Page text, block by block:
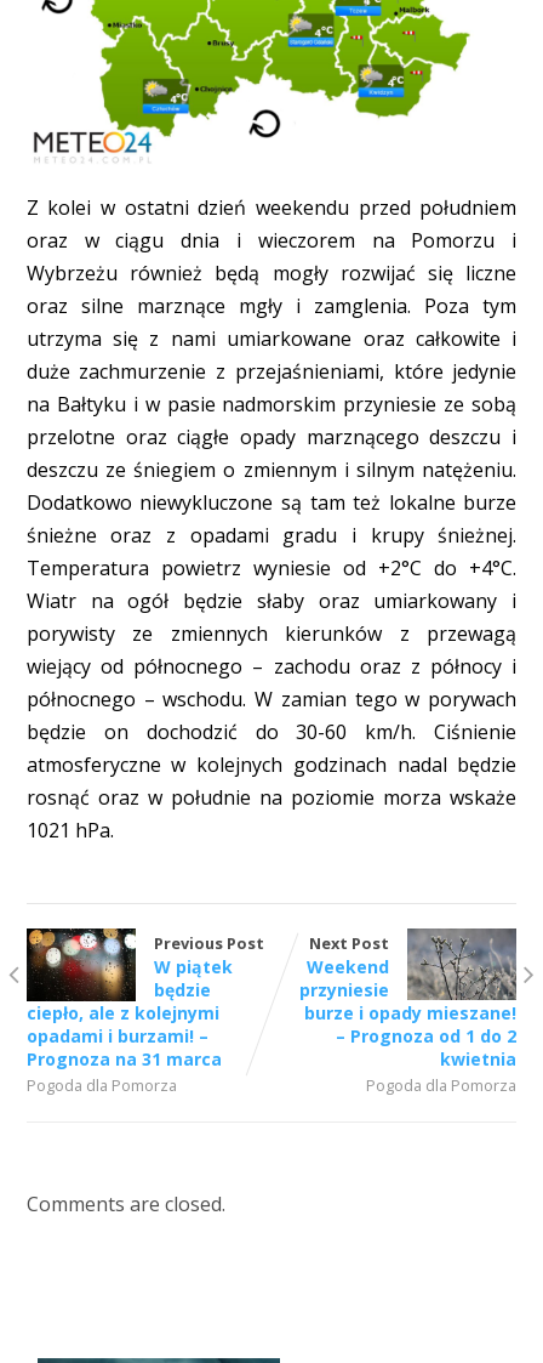
Z kolei w ostatni dzień weekendu przed południem
oraz w ciągu dnia i wieczorem na Pomorzu i
Wybrzeżu również będą mogły rozwijać się liczne
oraz silne marznące mgły i zamglenia. Poza tym
utrzyma się z nami umiarkowane oraz całkowite i
duże zachmurzenie z przejaśnieniami, które jedynie
na Bałtyku i w pasie nadmorskim przyniesie ze sobą
przelotne oraz ciągłe opady marznącego deszczu i
deszczu ze śniegiem o zmiennym i silnym natężeniu.
Dodatkowo niewykluczone są tam też lokalne burze
śnieżne oraz z opadami gradu i krupy śnieżnej.
Temperatura powietrz wyniesie od +2°C do +4°C.
Wiatr na ogół będzie słaby oraz umiarkowany i
porywisty ze zmiennych kierunków z przewagą
wiejący od północnego – zachodu oraz z północy i
północnego – wschodu. W zamian tego w porywach
będzie on dochodzić do 30-60 km/h. Ciśnienie
atmosferyczne w kolejnych godzinach nadal będzie
rosnąć oraz w południe na poziomie morza wskaże
1021 hPa.
Previous Post
W piątek
będzie
ciepło, ale z kolejnymi
opadami i burzami! –
Prognoza na 31 marca
Pogoda dla Pomorza
Next Post
Weekend
przyniesie
burze i opady mieszane!
– Prognoza od 1 do 2
kwietnia
Pogoda dla Pomorza
Comments are closed.